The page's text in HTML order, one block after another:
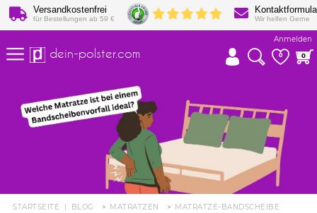
Versandkostenfrei
für Bestellungen ab 59 € Wir helfen Gerne
dein-polster.com
Anmelden
0 0
STARTSEITE BLOG MATRATZEN MATRATZE-BANDSCHEIBE